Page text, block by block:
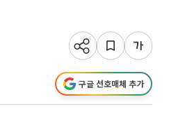
구글 선호매체 추가